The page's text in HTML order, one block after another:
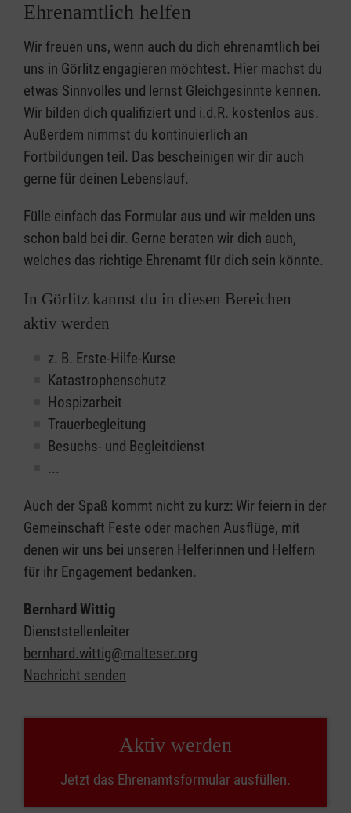
Ehrenamtlich helfen
Wir freuen uns, wenn auch du dich ehrenamtlich bei
uns in Görlitz engagieren möchtest. Hier machst du
etwas Sinnvolles und lernst Gleichgesinnte kennen.
Wir bilden dich qualifiziert und i.d.R. kostenlos aus.
Außerdem nimmst du kontinuierlich an
Fortbildungen teil. Das bescheinigen wir dir auch
gerne für deinen Lebenslauf.
Fülle einfach das Formular aus und wir melden uns
schon bald bei dir. Gerne beraten wir dich auch,
welches das richtige Ehrenamt für dich sein könnte.
In Görlitz kannst du in diesen Bereichen
aktiv werden
z. B. Erste-Hilfe-Kurse
Katastrophenschutz
Hospizarbeit
Trauerbegleitung
Besuchs- und Begleitdienst
...
Auch der Spaß kommt nicht zu kurz: Wir feiern in der
Gemeinschaft Feste oder machen Ausflüge, mit
denen wir uns bei unseren Helferinnen und Helfern
für ihr Engagement bedanken.
Bernhard Wittig
Dienststellenleiter
bernhard.wittig@malteser.org
Nachricht senden
Aktiv werden
Jetzt das Ehrenamtsformular ausfüllen.